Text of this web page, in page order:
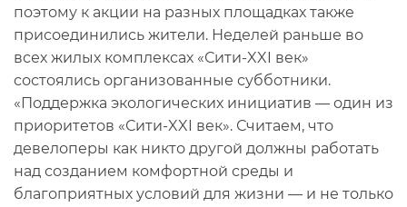
поэтому к акции на разных площадках также
присоединились жители. Неделей раньше во
всех жилых комплексах «Сити-XXI век»
состоялись организованные субботники.
«Поддержка экологических инициатив — один из
приоритетов «Сити-XXI век». Считаем, что
девелоперы как никто другой должны работать
над созданием комфортной среды и
благоприятных условий для жизни — и не только